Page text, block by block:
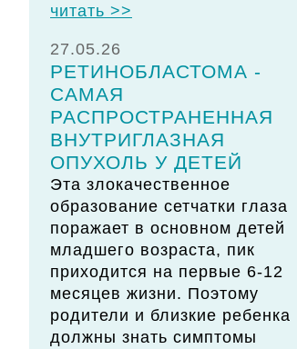
читать >>
27.05.26
РЕТИНОБЛАСТОМА -
САМАЯ
РАСПРОСТРАНЕННАЯ
ВНУТРИГЛАЗНАЯ
ОПУХОЛЬ У ДЕТЕЙ
Эта злокачественное
образование сетчатки глаза
поражает в основном детей
младшего возраста, пик
приходится на первые 6-12
месяцев жизни. Поэтому
родители и близкие ребенка
должны знать симптомы